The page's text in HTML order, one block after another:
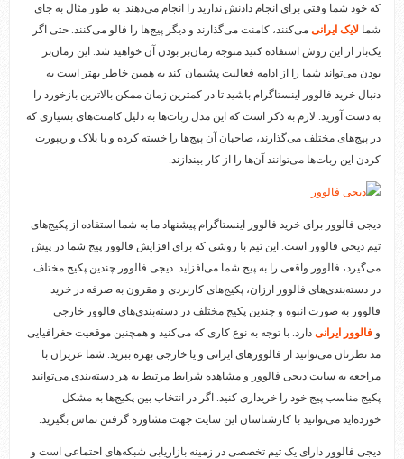
که خود شما وقتی برای انجام دادنش ندارید را انجام می‌دهند. به طور مثال به جای
شمالایک ایرانیمی‌کنند، کامنت می‌گذارند و دیگر پیج‌ها را فالو می‌کنند. حتی اگر
یک‌بار از این روش استفاده کنید متوجه زمان‌بر بودن آن خواهید شد. این زمان‌بر
بودن می‌تواند شما را از ادامه فعالیت پشیمان کند به همین خاطر بهتر است به
دنبال خرید فالوور اینستاگرام باشید تا در کمترین زمان ممکن بالاترین بازخورد را
به دست آورید. لازم به ذکر است که این مدل ربات‌ها به دلیل کامنت‌های بسیاری که
در پیج‌های مختلف می‌گذارند، صاحبان آن پیج‌ها را خسته کرده و با بلاک و ریپورت
کردن این ربات‌ها می‌توانند آن‌ها را از کار بیندازند.
دیجی فالوور برای خرید فالوور اینستاگرام پیشنهاد ما به شما استفاده از پکیج‌های
تیم دیجی فالوور است. این تیم با روشی که برای افزایش فالوور پیج شما در پیش
می‌گیرد، فالوور واقعی را به پیج شما می‌افزاید. دیجی فالوور چندین پکیج مختلف
در دسته‌بندی‌های فالوور ارزان، پکیج‌های کاربردی و مقرون به صرفه در خرید
فالوور به صورت انبوه و چندین پکیج مختلف در دسته‌بندی‌های فالوور خارجی
فالوور ایرانیدارد. با توجه به نوع کاری که می‌کنید و همچنین موقعیت جغرافیایی
مد نظرتان می‌توانید از فالوورهای ایرانی و یا خارجی بهره ببرید. شما عزیزان با
مراجعه به سایت دیجی فالوور و مشاهده شرایط مرتبط به هر دسته‌بندی می‌توانید
پکیج مناسب پیج خود را خریداری کنید. اگر در انتخاب بین پکیج‌ها به مشکل
خورده‌اید می‌توانید با کارشناسان این سایت جهت مشاوره گرفتن تماس بگیرید.
دیجی فالوور دارای یک تیم تخصصی در زمینه بازاریابی شبکه‌های اجتماعی است و